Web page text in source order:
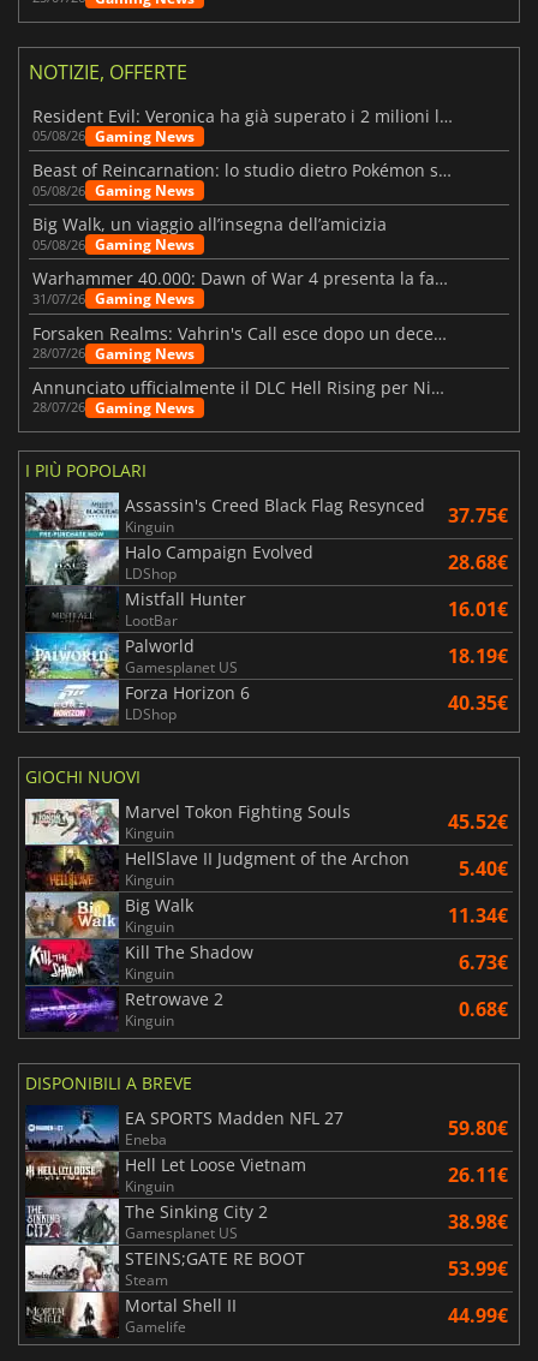
NOTIZIE, OFFERTE
Resident Evil: Veronica ha già superato i 2 milioni liste dei desideri
05/08/26 Gaming News
Beast of Reincarnation: lo studio dietro Pokémon su una nuova strada
05/08/26 Gaming News
Big Walk, un viaggio all’insegna dell’amicizia
05/08/26 Gaming News
Warhammer 40.000: Dawn of War 4 presenta la fazione dei Necron
31/07/26 Gaming News
Forsaken Realms: Vahrin's Call esce dopo un decennio di sviluppo
28/07/26 Gaming News
Annunciato ufficialmente il DLC Hell Rising per Nioh 3
28/07/26 Gaming News
I PIÙ POPOLARI
Assassin's Creed Black Flag Resynced
Kinguin 37.75€
Halo Campaign Evolved
LDShop 28.68€
Mistfall Hunter
LootBar 16.01€
Palworld
Gamesplanet US 18.19€
Forza Horizon 6
LDShop 40.35€
GIOCHI NUOVI
Marvel Tokon Fighting Souls
Kinguin 45.52€
HellSlave II Judgment of the Archon
Kinguin 5.40€
Big Walk
Kinguin 11.34€
Kill The Shadow
Kinguin 6.73€
Retrowave 2
Kinguin 0.68€
DISPONIBILI A BREVE
EA SPORTS Madden NFL 27
Eneba 59.80€
Hell Let Loose Vietnam
Kinguin 26.11€
The Sinking City 2
Gamesplanet US 38.98€
STEINS;GATE RE BOOT
Steam 53.99€
Mortal Shell II
Gamelife 44.99€